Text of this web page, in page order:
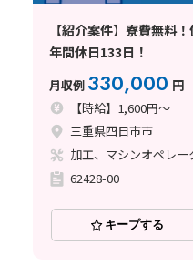
【紹介案件】寮費無料
年間休日133日！
月収例 330,000 円
【時給】1,600円～
三重県四日市市
加工、マシンオペレー
62428-00
キープする